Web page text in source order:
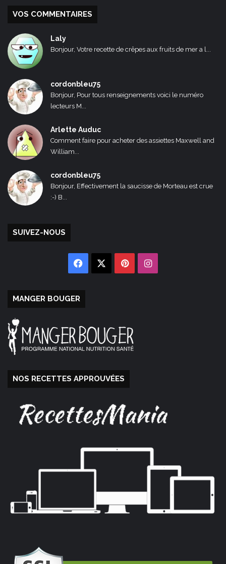
VOS COMMENTAIRES
Laly
Bonjour, Votre recette de crêpes aux fruits de mer a l...
cordonbleu75
Bonjour, Pour tous renseignements voici le numéro
lecteurs M...
Arlette Auduc
Comment faire pour acheter des assiettes Maxwell and
William...
cordonbleu75
Bonjour, Effectivement la saucisse de Morteau est crue
:-) B...
SUIVEZ-NOUS
Facebook PinterestInstagram
MANGER BOUGER
NOS RECETTES APPROUVÉES